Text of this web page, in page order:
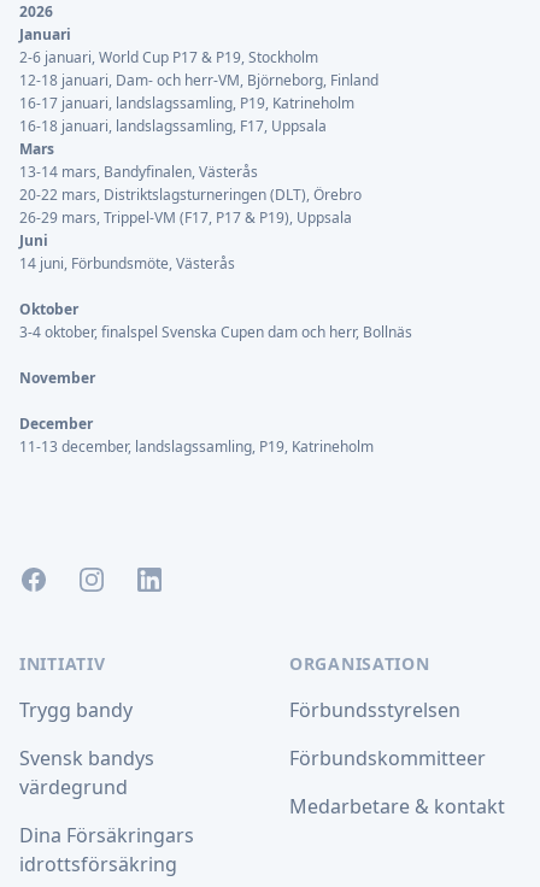
2026
Januari
2-6 januari, World Cup P17 & P19, Stockholm
12-18 januari, Dam- och herr-VM, Björneborg, Finland
16-17 januari, landslagssamling, P19, Katrineholm
16-18 januari, landslagssamling, F17, Uppsala
Mars
13-14 mars, Bandyfinalen, Västerås
20-22 mars, Distriktslagsturneringen (DLT), Örebro
26-29 mars, Trippel-VM (F17, P17 & P19), Uppsala
Juni
14 juni, Förbundsmöte, Västerås
Oktober
3-4 oktober, finalspel Svenska Cupen dam och herr, Bollnäs
November
December
11-13 december, landslagssamling, P19, Katrineholm
FacebookInstagramLinkedIn
INITIATIV
Trygg bandy
Svensk bandys
värdegrund
Dina Försäkringars
idrottsförsäkring
ORGANISATION
Förbundsstyrelsen
Förbundskommitteer
Medarbetare & kontakt